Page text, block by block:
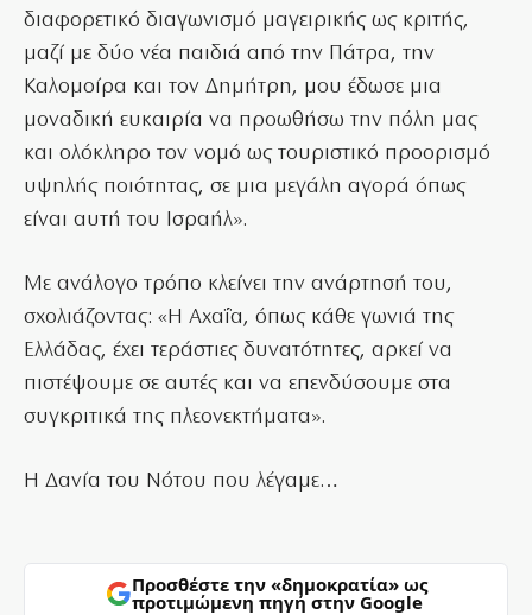
διαφορετικό διαγωνισμό μαγειρικής ως κριτής,
μαζί με δύο νέα παιδιά από την Πάτρα, την
Καλομοίρα και τον Δημήτρη, μου έδωσε μια
μοναδική ευκαιρία να προωθήσω την πόλη μας
και ολόκληρο τον νομό ως τουριστικό προορισμό
υψηλής ποιότητας, σε μια μεγάλη αγορά όπως
είναι αυτή του Ισραήλ».
Με ανάλογο τρόπο κλείνει την ανάρτησή του,
σχολιάζοντας: «Η Αχαΐα, όπως κάθε γωνιά της
Ελλάδας, έχει τεράστιες δυνατότητες, αρκεί να
πιστέψουμε σε αυτές και να επενδύσουμε στα
συγκριτικά της πλεονεκτήματα».
Η Δανία του Νότου που λέγαμε…
Προσθέστε την «δημοκρατία» ως
προτιμώμενη πηγή στην Google